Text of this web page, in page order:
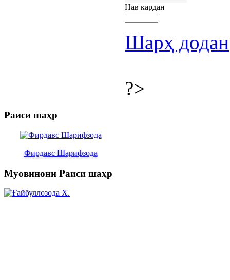
Нав кардан
Шарҳ додан
?>
Раиси шаҳр
Фирдавс Шарифзода
Муовинони Раиси шаҳр